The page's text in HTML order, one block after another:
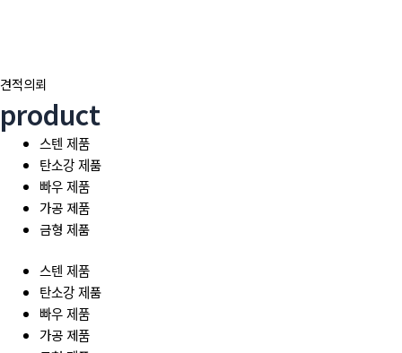
건
너
오시는 길
스텐 제품
탄소강 제품
빠우 제품
가공 제품
금형 제품
견적의뢰
product
스텐 제품
탄소강 제품
빠우 제품
가공 제품
금형 제품
스텐 제품
탄소강 제품
빠우 제품
가공 제품